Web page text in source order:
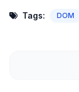
Tags: DOM